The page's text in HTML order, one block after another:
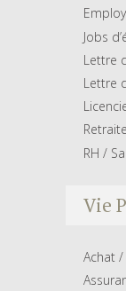
Jobs
Lettre
Lettre
Retraite
RH /
Vie
Achat